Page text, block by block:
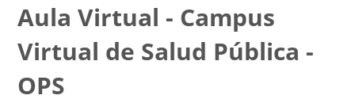
Aula Virtual - Campus
Virtual de Salud Pública -
OPS